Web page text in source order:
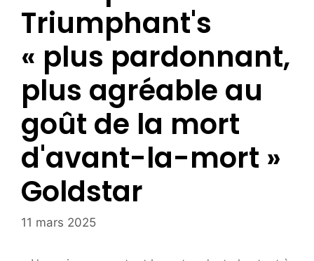
Triumphant's
« plus pardonnant,
plus agréable au
goût de la mort
d'avant-la-mort »
Goldstar
11 mars 2025